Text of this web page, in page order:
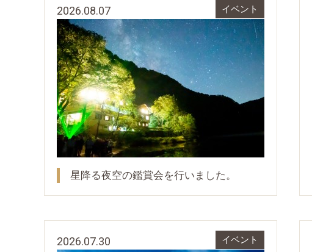
2026.08.07 イベント
星降る夜空の鑑賞会を行いました。
2026.07.30 イベント